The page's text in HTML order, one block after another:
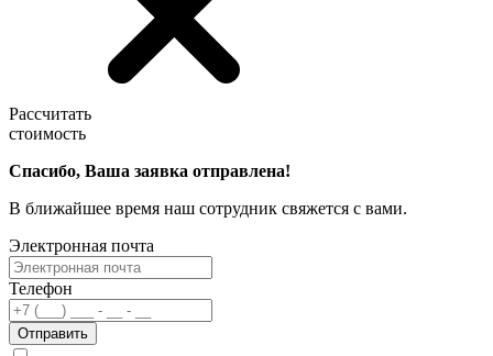
Рассчитать
стоимость
Спасибо, Ваша заявка отправлена!
В ближайшее время наш сотрудник свяжется с вами.
Электронная почта
Телефон
Отправить